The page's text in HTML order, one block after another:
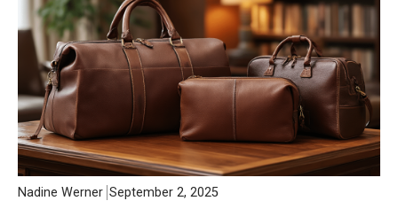
Nadine Werner September 2, 2025